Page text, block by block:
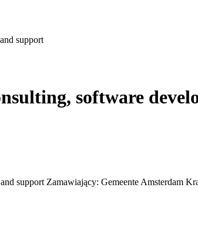
support
software
support Zamawiający: Gemeente Amsterdam